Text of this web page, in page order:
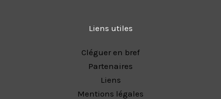
Liens utiles
Cléguer en bref
Partenaires
Liens
Mentions légales